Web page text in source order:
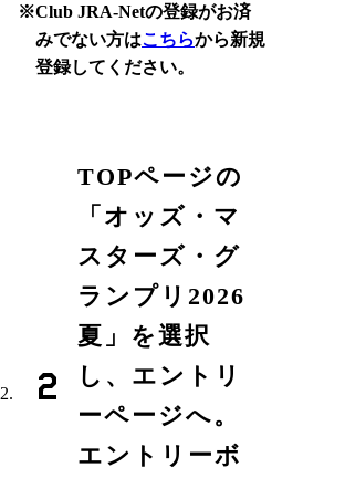
※Club JRA-Netの登録がお済
みでない方はこちらから新規
登録してください。
2
TOPページの
「オッズ・マ
スターズ・グ
ランプリ2026
夏」を選択
し、 エントリ
ーページへ。
エントリーボ